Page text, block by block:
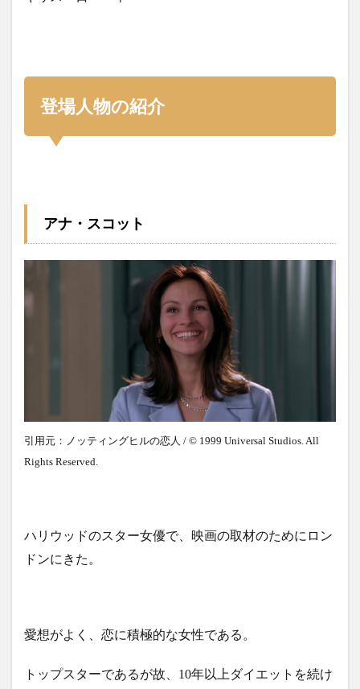
登場人物の紹介
アナ・スコット
引用元：ノッティングヒルの恋人 / © 1999 Universal Studios. All
Rights Reserved.
ハリウッドのスター女優で、映画の取材のためにロン
ドンにきた。
愛想がよく、恋に積極的な女性である。
トップスターであるが故、10年以上ダイエットを続け